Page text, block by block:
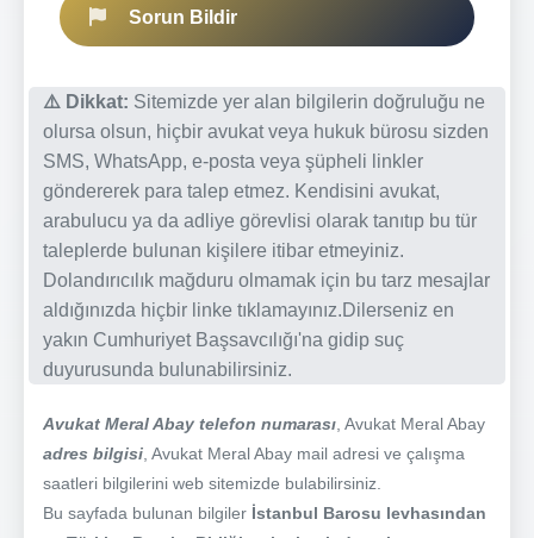
Sorun Bildir
⚠️ Dikkat: Sitemizde yer alan bilgilerin doğruluğu ne
olursa olsun, hiçbir avukat veya hukuk bürosu sizden
SMS, WhatsApp, e-posta veya şüpheli linkler
göndererek para talep etmez. Kendisini avukat,
arabulucu ya da adliye görevlisi olarak tanıtıp bu tür
taleplerde bulunan kişilere itibar etmeyiniz.
Dolandırıcılık mağduru olmamak için bu tarz mesajlar
aldığınızda hiçbir linke tıklamayınız.Dilerseniz en
yakın Cumhuriyet Başsavcılığı'na gidip suç
duyurusunda bulunabilirsiniz.
Avukat Meral Abay telefon numarası , Avukat Meral Abay
adres bilgisi , Avukat Meral Abay mail adresi ve çalışma
saatleri bilgilerini web sitemizde bulabilirsiniz.
Bu sayfada bulunan bilgiler İstanbul Barosu levhasından